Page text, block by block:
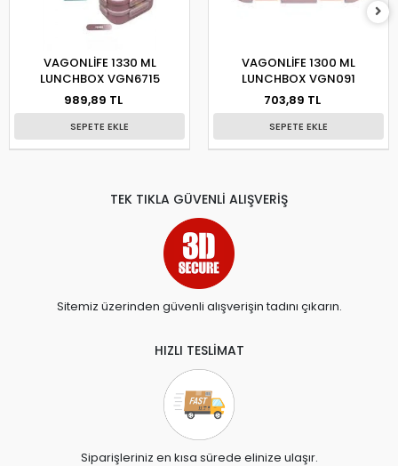
VAGONLİFE 1330 ML
LUNCHBOX VGN6715
989,89 TL
SEPETE EKLE
VAGONLİFE 1300 ML
LUNCHBOX VGN091
703,89 TL
SEPETE EKLE
TEK TIKLA GÜVENLİ ALIŞVERİŞ
Sitemiz üzerinden güvenli alışverişin tadını çıkarın.
HIZLI TESLİMAT
Siparişleriniz en kısa sürede elinize ulaşır.